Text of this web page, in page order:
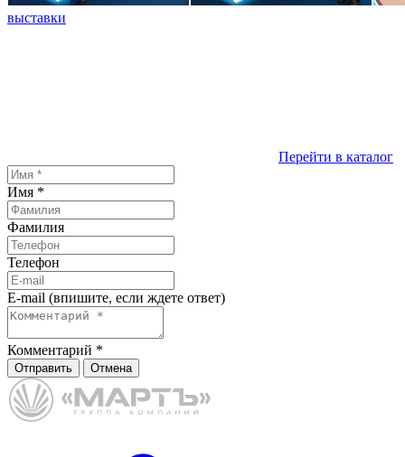
выставки
Перейти в каталог
Имя *
Фамилия
Телефон
E-mail (впишите, если ждете ответ)
Комментарий *
Отправить Отмена